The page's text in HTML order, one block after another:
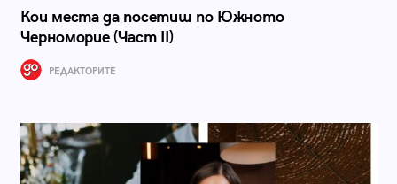
Кои места да посетиш по Южното
Черноморие (Част II)
РЕДАКТОРИТЕ